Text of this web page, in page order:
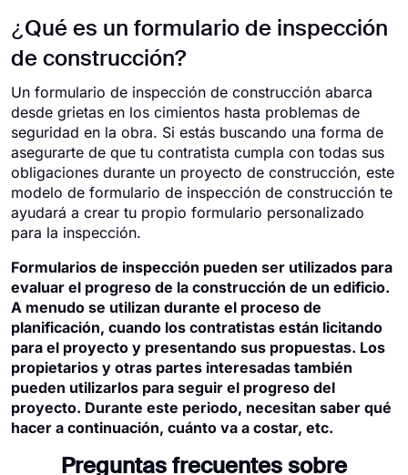
¿Qué es un formulario de inspección
de construcción?
Un formulario de inspección de construcción abarca
desde grietas en los cimientos hasta problemas de
seguridad en la obra. Si estás buscando una forma de
asegurarte de que tu contratista cumpla con todas sus
obligaciones durante un proyecto de construcción, este
modelo de formulario de inspección de construcción te
ayudará a crear tu propio formulario personalizado
para la inspección.
Formularios de inspección pueden ser utilizados para
evaluar el progreso de la construcción de un edificio.
A menudo se utilizan durante el proceso de
planificación, cuando los contratistas están licitando
para el proyecto y presentando sus propuestas. Los
propietarios y otras partes interesadas también
pueden utilizarlos para seguir el progreso del
proyecto. Durante este periodo, necesitan saber qué
hacer a continuación, cuánto va a costar, etc.
Preguntas frecuentes sobre